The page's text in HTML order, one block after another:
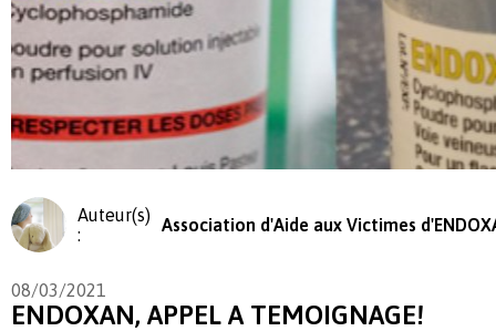
Auteur(s)
:
Association d'Aide aux Victimes
08/03/2021
ENDOXAN, APPEL A TEMOIGNAGE!